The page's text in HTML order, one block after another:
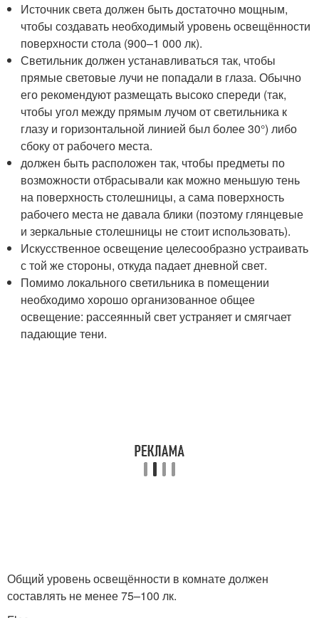
Источник света должен быть достаточно мощным,
чтобы создавать необходимый уровень освещённости
поверхности стола (900–1 000 лк).
Светильник должен устанавливаться так, чтобы
прямые световые лучи не попадали в глаза. Обычно
его рекомендуют размещать высоко спереди (так,
чтобы угол между прямым лучом от светильника к
глазу и горизонтальной линией был более 30°) либо
сбоку от рабочего места.
должен быть расположен так, чтобы предметы по
возможности отбрасывали как можно меньшую тень
на поверхность столешницы, а сама поверхность
рабочего места не давала блики (поэтому глянцевые
и зеркальные столешницы не стоит использовать).
Искусственное освещение целесо­образно устраивать
с той же стороны, откуда падает дневной свет.
Помимо локального светильника в помещении
необходимо хорошо организованное общее
освещение: рассеянный свет устраняет и смягчает
падающие тени.
Общий уровень освещённости в комнате должен
составлять не менее 75–100 лк.